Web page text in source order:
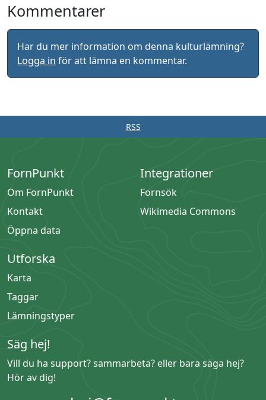
Kommentarer
Har du mer information om denna kulturlämning?
Logga in för att lämna en kommentar.
RSS
FornPunkt
Om FornPunkt
Kontakt
Öppna data
Integrationer
Fornsök
Wikimedia Commons
Utforska
Karta
Taggar
Lämningstyper
Säg hej!
Vill du ha support? sammarbeta? eller bara säga hej?
Hör av dig!